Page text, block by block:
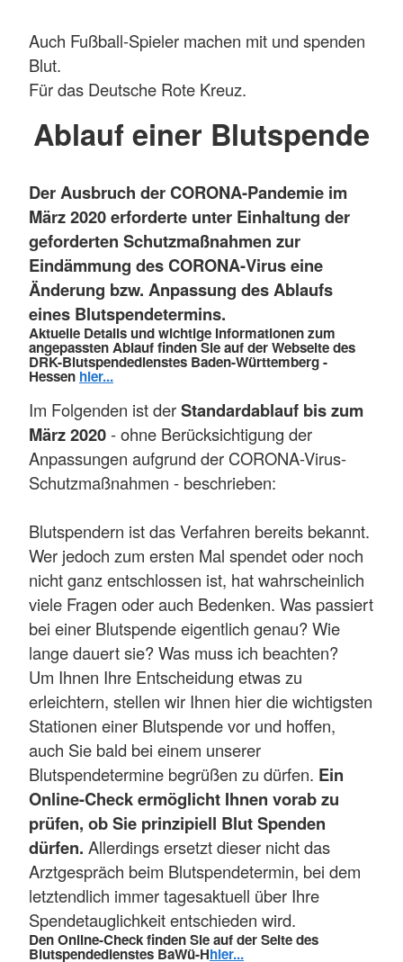
Auch Fußball-Spieler machen mit und spenden
Blut.
Für das Deutsche Rote Kreuz.
Ablauf einer Blutspende
Der Ausbruch der CORONA-Pandemie im
März 2020 erforderte unter Einhaltung der
geforderten Schutzmaßnahmen zur
Eindämmung des CORONA-Virus eine
Änderung bzw. Anpassung des Ablaufs
eines Blutspendetermins.
Aktuelle Details und wichtige Informationen zum
angepassten Ablauf finden Sie auf der Webseite des
DRK-Blutspendedienstes Baden-Württemberg -
Hessen hier...
Im Folgenden ist derStandardablauf bis zum
März 2020- ohne Berücksichtigung der
Anpassungen aufgrund der CORONA-Virus-
Schutzmaßnahmen - beschrieben:
Blutspendern ist das Verfahren bereits bekannt.
Wer jedoch zum ersten Mal spendet oder noch
nicht ganz entschlossen ist, hat wahrscheinlich
viele Fragen oder auch Bedenken. Was passiert
bei einer Blutspende eigentlich genau? Wie
lange dauert sie? Was muss ich beachten?
Um Ihnen Ihre Entscheidung etwas zu
erleichtern, stellen wir Ihnen hier die wichtigsten
Stationen einer Blutspende vor und hoffen,
auch Sie bald bei einem unserer
Blutspendetermine begrüßen zu dürfen. Ein
Online-Check ermöglicht Ihnen vorab zu
prüfen, ob Sie prinzipiell Blut Spenden
dürfen. Allerdings ersetzt dieser nicht das
Arztgespräch beim Blutspendetermin, bei dem
letztendlich immer tagesaktuell über Ihre
Spendetauglichkeit entschieden wird.
Den Online-Check finden Sie auf der Seite des
Blutspendedienstes BaWü-Hhier...